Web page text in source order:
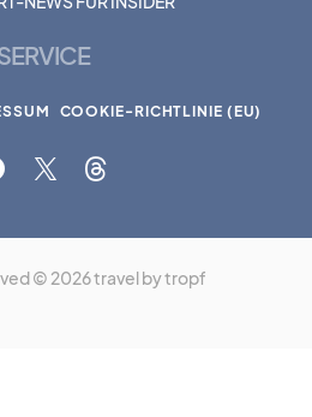
COOKIE-RICHTLINIE (EU)
© 2026 travel by tropf